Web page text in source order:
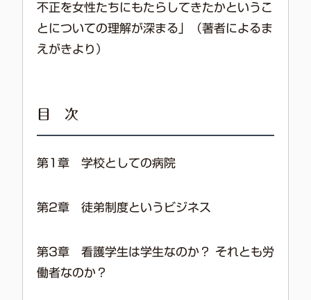
不正を女性たちにもたらしてきたかというこ
とについての理解が深まる」（著者によるま
えがきより）
目 次
第1章 学校としての病院
第2章 徒弟制度というビジネス
第3章 看護学生は学生なのか？ それとも労
働者なのか？